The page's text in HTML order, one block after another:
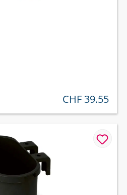
regulärer preis:
CHF 39.55